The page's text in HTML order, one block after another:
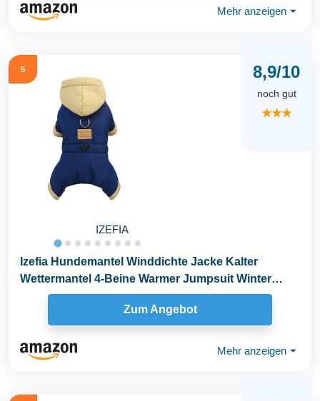
Mehr anzeigen ⏷
5
IZEFIA
8,9/10
noch gut
★★★
Izefia Hundemantel Winddichte Jacke Kalter
Wettermantel 4-Beine Warmer Jumpsuit Winter
Dicker Mantel...
Zum Angebot
Mehr anzeigen ⏷